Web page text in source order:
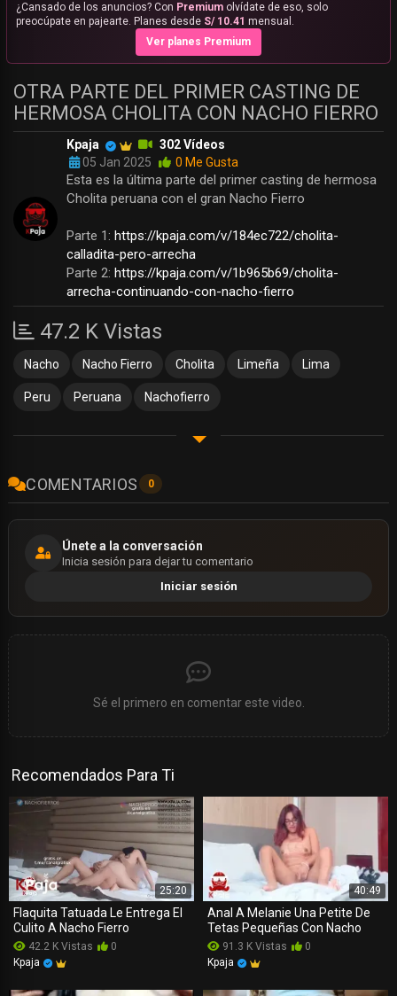
¿Cansado de los anuncios? Con Premium olvídate de eso, solo
preocúpate en pajearte. Planes desde S/ 10.41 mensual.
Ver planes Premium
OTRA PARTE DEL PRIMER CASTING DE
HERMOSA CHOLITA CON NACHO FIERRO
Kpaja
302 Vídeos
05 Jan 2025
0 Me Gusta
Esta es la última parte del primer casting de hermosa
Cholita peruana con el gran Nacho Fierro
Parte 1: https://kpaja.com/v/184ec722/cholita-
calladita-pero-arrecha
Parte 2: https://kpaja.com/v/1b965b69/cholita-
arrecha-continuando-con-nacho-fierro
47.2 K Vistas
Nacho Nacho Fierro Cholita Limeña Lima
Peru Peruana Nachofierro
COMENTARIOS 0
Únete a la conversación
Inicia sesión para dejar tu comentario
Iniciar sesión
Sé el primero en comentar este video.
Recomendados Para Ti
25:20
Flaquita Tatuada Le Entrega El
Culito A Nacho Fierro
42.2 K Vistas
0
Kpaja
40:49
Anal A Melanie Una Petite De
Tetas Pequeñas Con Nacho
91.3 K Vistas
0
Kpaja